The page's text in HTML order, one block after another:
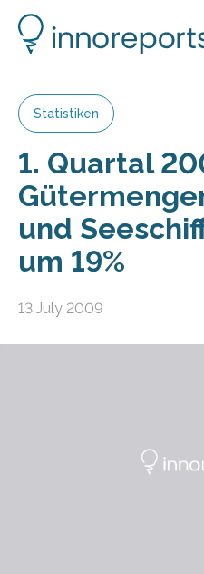
Statistiken
1. Quartal
und
um 19%
13 July 2009